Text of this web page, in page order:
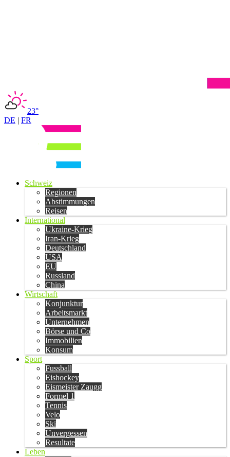
23°
DE | FR
Schweiz
Regionen
Abstimmungen
Reisen
International
Ukraine-Krieg
Iran-Krieg
Deutschland
USA
EU
Russland
China
Wirtschaft
Konjunktur
Arbeitsmarkt
Unternehmen
Börse und Co
Immobilien
Konsum
Sport
Fussball
Eishockey
Eismeister Zaugg
Formel 1
Tennis
Velo
Ski
Unvergessen
Resultate
Leben